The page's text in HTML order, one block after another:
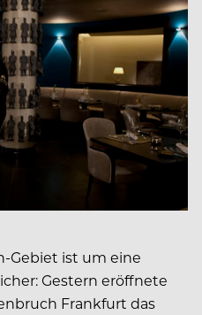
Gebiet ist um eine
Gestern eröffnete
Frankfurt das